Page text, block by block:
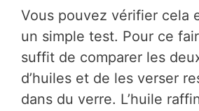
Vous pouvez vérifier cela
un simple test. Pour ce
suffit de comparer les
d’huiles et de les verser
dans du verre. L’huile